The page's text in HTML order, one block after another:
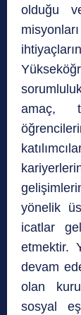
olduğu
amaç,
yönelik
icatlar
etmektir.
devam
olan
sosyal